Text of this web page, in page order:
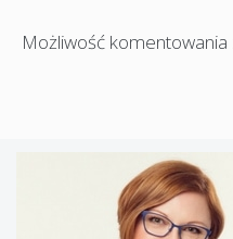
Możliwość komentowania